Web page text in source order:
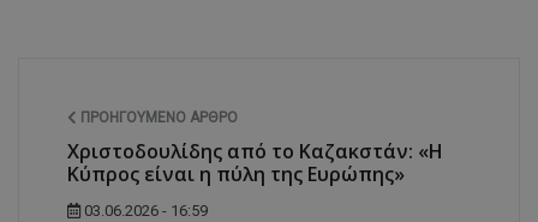
ΠΡΟΗΓΟΎΜΕΝΟ ΆΡΘΡΟ
Χριστοδουλίδης από το Καζακστάν: «Η
Κύπρος είναι η πύλη της Ευρώπης»
03.06.2026 - 16:59